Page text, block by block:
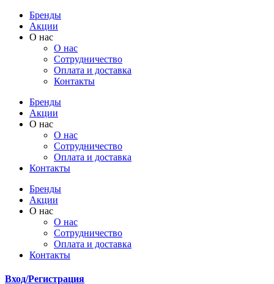
Бренды
Акции
О нас
О нас
Cотрудничество
Оплата и доставка
Контакты
Бренды
Акции
О нас
О нас
Cотрудничество
Оплата и доставка
Контакты
Бренды
Акции
О нас
О нас
Cотрудничество
Оплата и доставка
Контакты
Вход/Регистрация